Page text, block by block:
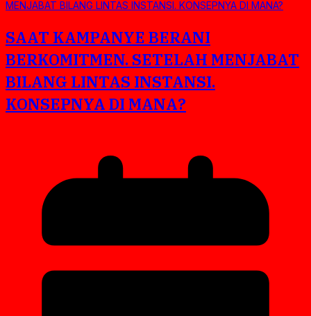
SAAT KAMPANYE BERANI
BERKOMITMEN. SETELAH MENJABAT
BILANG LINTAS INSTANSI.
KONSEPNYA DI MANA?